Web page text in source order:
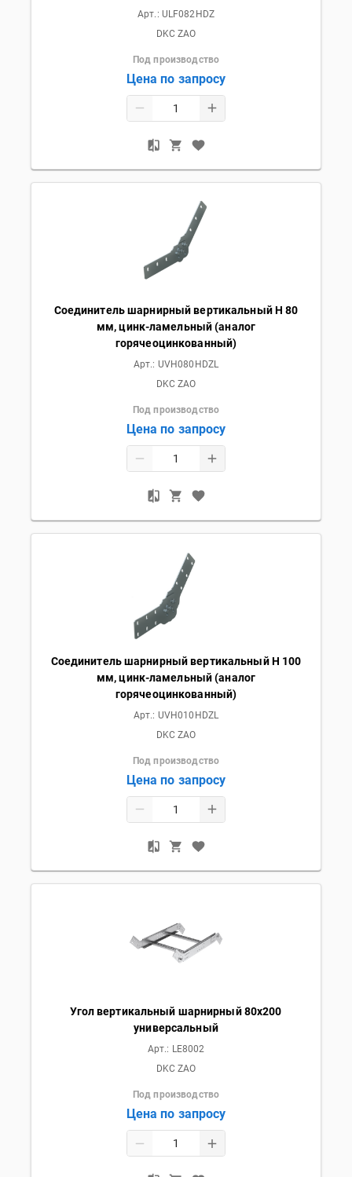
Арт.: ULF082HDZ
DKC ZAO
Под производство
Цена по запросу
Соединитель шарнирный вертикальный H 80
мм, цинк-ламельный (аналог
горячеоцинкованный)
Арт.: UVH080HDZL
DKC ZAO
Под производство
Цена по запросу
Соединитель шарнирный вертикальный H 100
мм, цинк-ламельный (аналог
горячеоцинкованный)
Арт.: UVH010HDZL
DKC ZAO
Под производство
Цена по запросу
Угол вертикальный шарнирный 80х200
универсальный
Арт.: LE8002
DKC ZAO
Под производство
Цена по запросу